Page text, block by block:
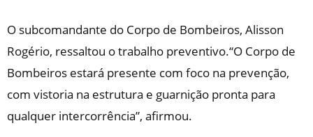
O subcomandante do Corpo de Bombeiros, Alisson
Rogério, ressaltou o trabalho preventivo.“O Corpo de
Bombeiros estará presente com foco na prevenção,
com vistoria na estrutura e guarnição pronta para
qualquer intercorrência”, afirmou.